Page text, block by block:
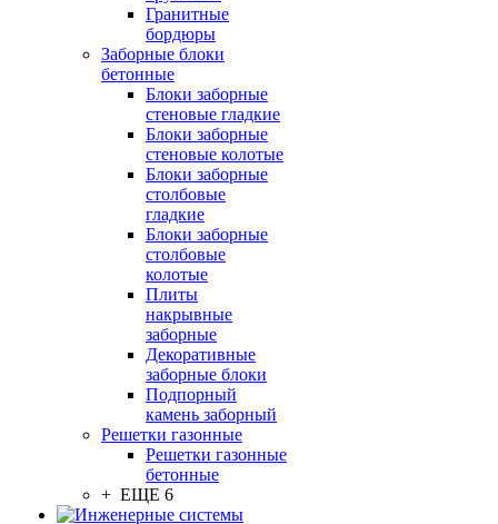
Гранитные
бордюры
Заборные блоки
бетонные
Блоки заборные
стеновые гладкие
Блоки заборные
стеновые колотые
Блоки заборные
столбовые
гладкие
Блоки заборные
столбовые
колотые
Плиты
накрывные
заборные
Декоративные
заборные блоки
Подпорный
камень заборный
Решетки газонные
Решетки газонные
бетонные
+ ЕЩЕ 6